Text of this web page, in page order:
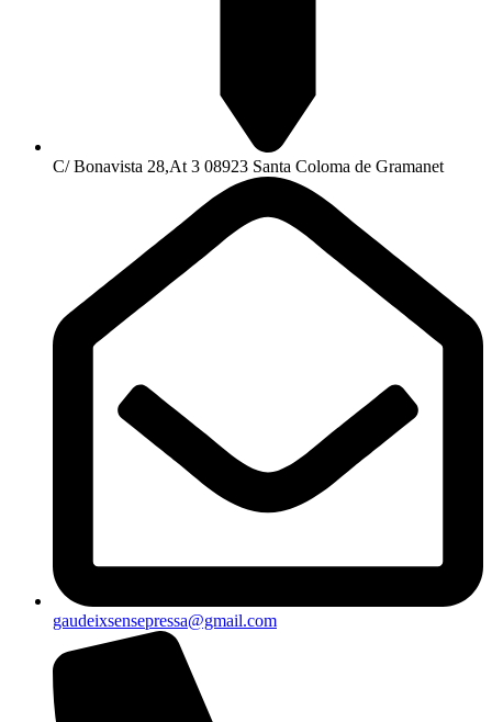
C/ Bonavista 28,At 3 08923 Santa Coloma de Gramanet
gaudeixsensepressa@gmail.com